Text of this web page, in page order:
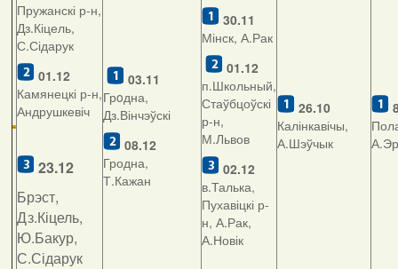
Пружанскі р-н,
Дз.Кіцель,
С.Сідарук
01.12
Камянецкі р-н,
Андрушкевіч
23.12
Брэст,
Дз.Кіцель,
Ю.Бакур,
С.Сідарук
03.11
Грoдна,
Дз.Вінчэўскі
08.12
Гродна,
Т.Кажан
30.11
Мінск, А.Рак
01.12
п.Школьный,
Стаўбцоўскі
р-н,
М.Львов
02.12
в.Талька,
Пухавіцкі р-
н, А.Рак,
А.Новік
26.10
Калінкавічы,
А.Шэўчык